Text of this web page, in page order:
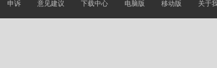
申诉 意见建议 下载中心 电脑版 移动版 关于